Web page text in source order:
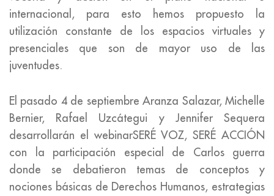
internacional, para esto hemos propuesto la
utilización constante de los espacios virtuales y
presenciales que son de mayor uso de las
juventudes.
El pasado 4 de septiembre Aranza Salazar, Michelle
Bernier, Rafael Uzcátegui y Jennifer Sequera
desarrollarán el webinarSERÉ VOZ, SERÉ ACCIÓN
con la participación especial de Carlos guerra
donde se debatieron temas de conceptos y
nociones básicas de Derechos Humanos, estrategias